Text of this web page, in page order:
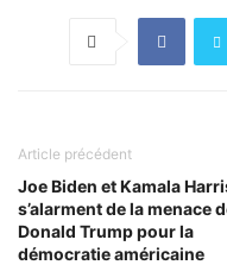
Article précédent
Joe Biden et Kamala
s’alarment de la menace
Donald Trump pour la
démocratie américaine